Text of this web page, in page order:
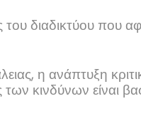
του διαδικτύου που
η ανάπτυξη
κινδύνων είναι